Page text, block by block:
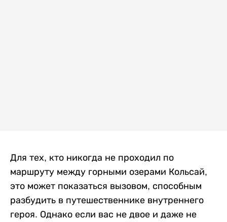
Для тех, кто никогда не проходил по
маршруту между горными озерами Кольсай,
это может показаться вызовом, способным
разбудить в путешественнике внутреннего
героя. Однако если вас не двое и даже не